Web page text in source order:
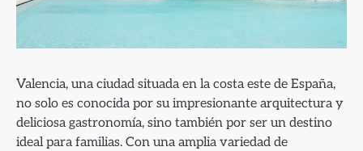
Valencia, una ciudad situada en la costa este de España,
no solo es conocida por su impresionante arquitectura y
deliciosa gastronomía, sino también por ser un destino
ideal para familias. Con una amplia variedad de